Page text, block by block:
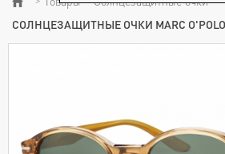
СОЛНЦЕЗАЩИТНЫЕ ОЧКИ MARC O'POLO